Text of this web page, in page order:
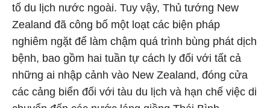
tố du lịch nước ngoài. Tuy vậy, Thủ tướng New
Zealand đã công bố một loạt các biện pháp
nghiêm ngặt để làm chậm quá trình bùng phát dịch
bệnh, bao gồm hai tuần tự cách ly đối với tất cả
những ai nhập cảnh vào New Zealand, đóng cửa
các cảng biển đối với tàu du lịch và hạn chế việc di